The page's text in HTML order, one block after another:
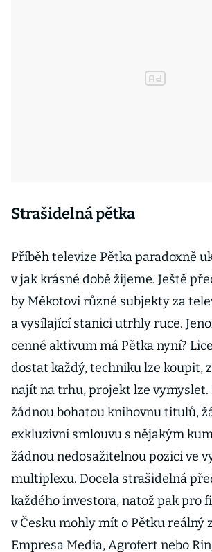
Strašidelná pětka
Příběh televize Pětka paradoxně
v jak krásné době žijeme. Ještě
by Měkotovi různé subjekty za
a vysílající stanici utrhly ruce.
cenné aktivum má Pětka nyní?
dostat každý, techniku lze koupit,
najít na trhu, projekt lze vymyslet.
žádnou bohatou knihovnu titulů,
exkluzivní smlouvu s nějakým
žádnou nedosažitelnou pozici ve
multiplexu. Docela strašidelná
každého investora, natož pak pro
v Česku mohly mít o Pětku reálný
Empresa Media, Agrofert nebo